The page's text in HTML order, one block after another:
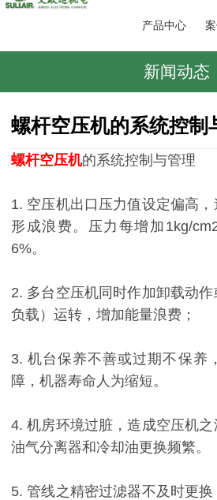
产品中心
新闻动态
螺杆空压机的系统控制
螺杆空压机的系统控制与管理
1. 空压机出口压力值设定偏高，
形成浪费。压力每增加1kg/
6%。
2. 多台空压机同时作加卸载动
负载）运转，增加能量浪费；
3. 机台保养不善或过期不保养
障，机器寿命人为缩短。
4. 机房环境过脏，造成空压机之
油气分离器和冷却油更换频繁。
5. 管线之精密过滤器不及时更